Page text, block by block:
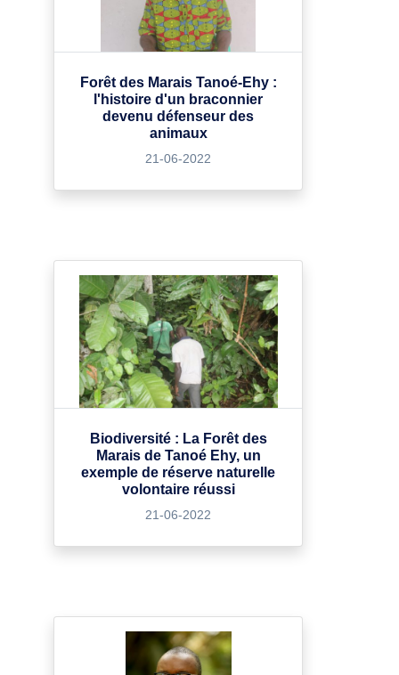
Forêt des Marais Tanoé-Ehy :
l'histoire d'un braconnier
devenu défenseur des
animaux
21-06-2022
Biodiversité : La Forêt des
Marais de Tanoé Ehy, un
exemple de réserve naturelle
volontaire réussi
21-06-2022